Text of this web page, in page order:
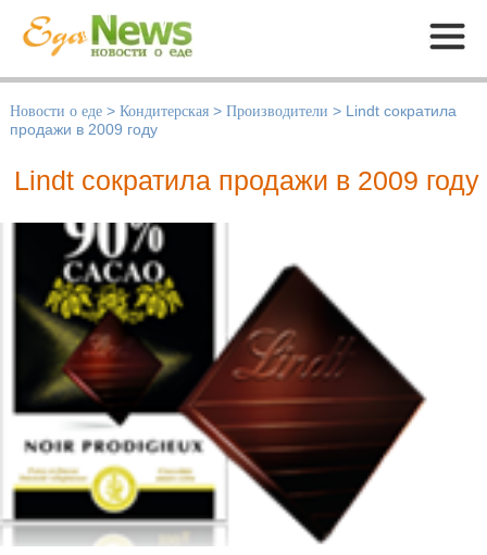
Меню
Новости о еде > Кондитерская > Производители > Lindt сократила
продажи в 2009 году
Lindt сократила продажи в 2009 году